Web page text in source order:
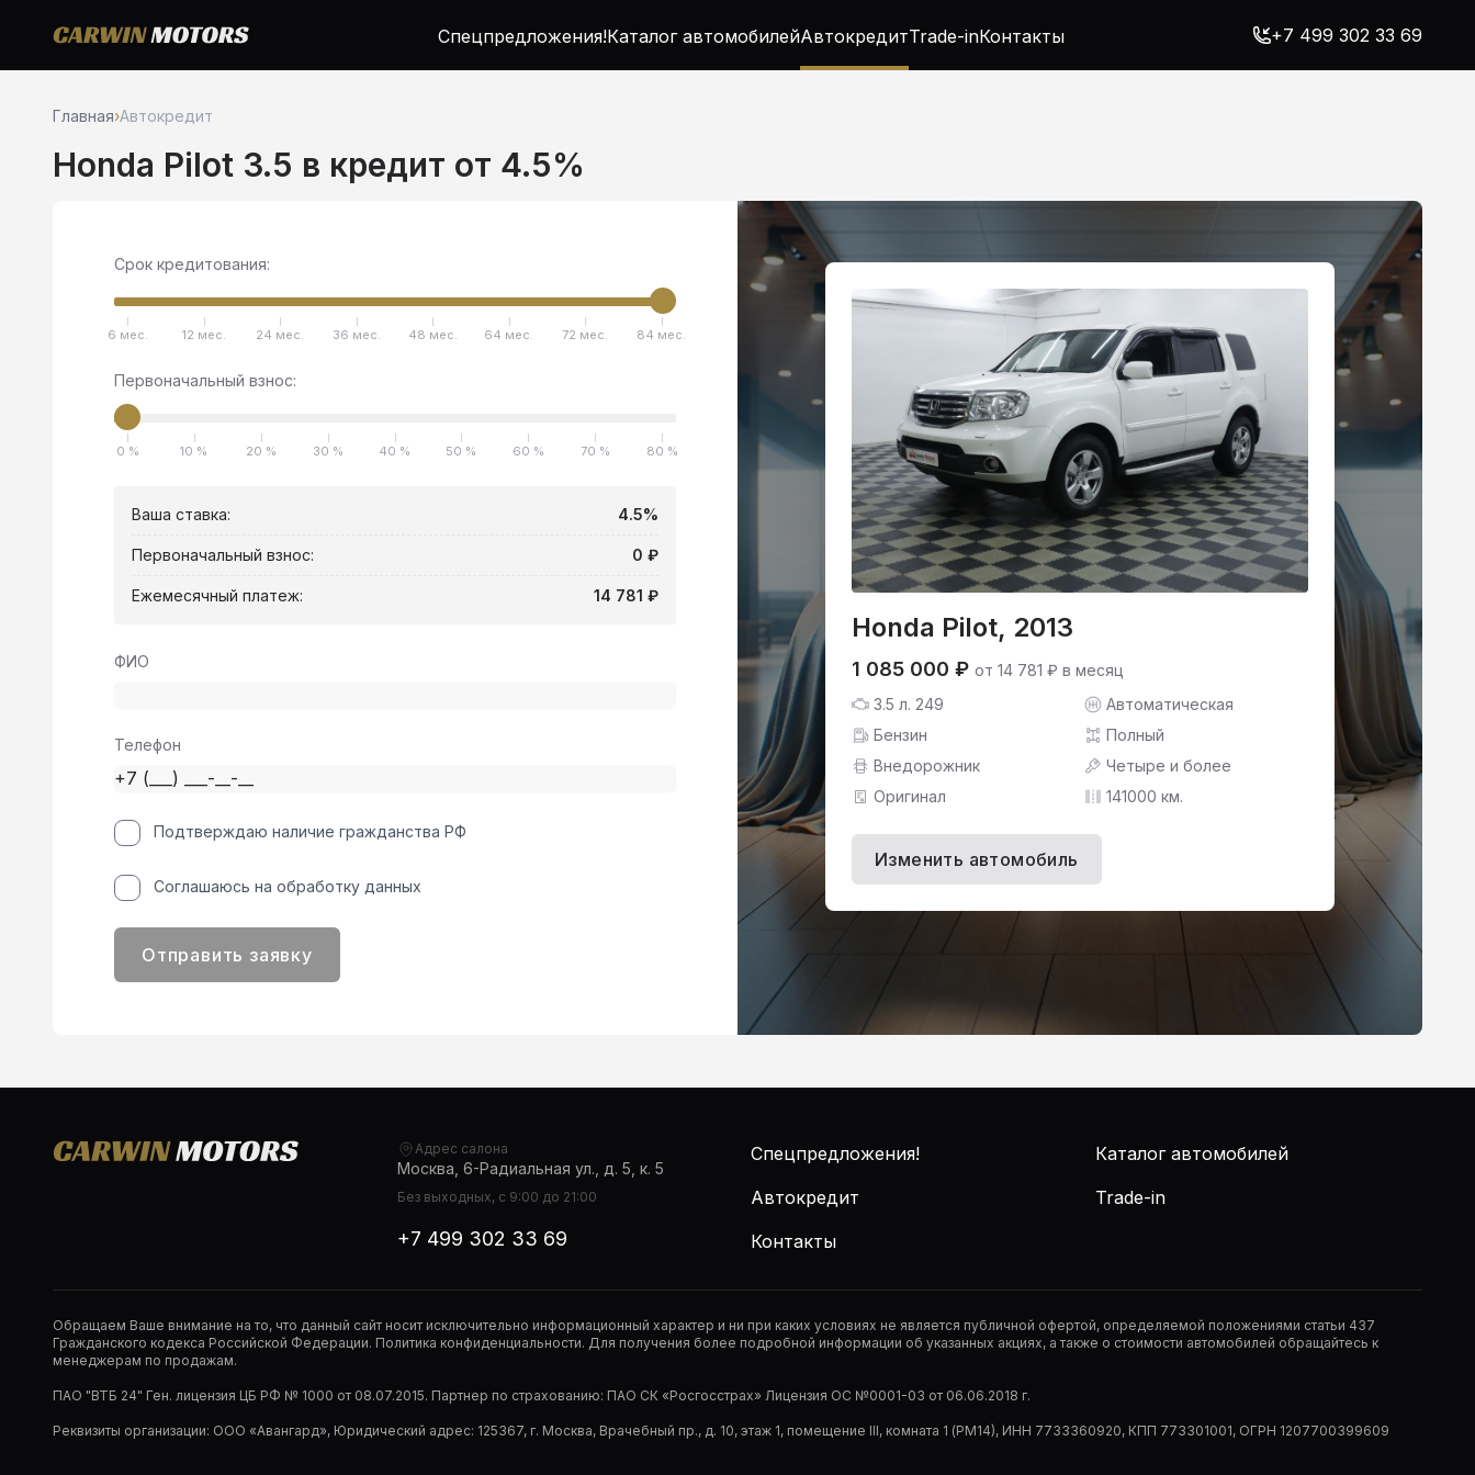
Спецпредложения!Каталог автомобилейАвтокредитTrade-inКонтакты +7 499 302 33 69
Главная›Автокредит
Honda Pilot 3.5 в кредит от 4.5%
Honda Pilot, 2013
1 085 000 ₽ от 14 781 ₽ в месяц
3.5 л. 249
Автоматическая
Бензин
Полный
Внедорожник
Четыре и более
Оригинал
141000 км.
Изменить автомобиль
Срок кредитования:
6 мес. 12 мес. 24 мес. 36 мес. 48 мес. 64 мес. 72 мес. 84 мес.
Первоначальный взнос:
0 % 10 % 20 % 30 % 40 % 50 % 60 % 70 % 80 %
Ваша ставка: 4.5%
Первоначальный взнос: 0 ₽
Ежемесячный платеж: 14 781 ₽
ФИО
Телефон
Подтверждаю наличие гражданства РФ
Соглашаюсь на обработку данных
Отправить заявку
Адрес салона
Москва, 6-Радиальная ул., д. 5, к. 5
Без выходных, с 9:00 до 21:00
+7 499 302 33 69
Спецпредложения!
Каталог автомобилей
Автокредит
Trade-in
Контакты
Обращаем Ваше внимание на то, что данный сайт носит исключительно информационный характер и ни при каких условиях не является публичной офертой, определяемой положениями статьи 437
Гражданского кодекса Российской Федерации. Политика конфиденциальности. Для получения более подробной информации об указанных акциях, а также о стоимости автомобилей обращайтесь к
менеджерам по продажам.
ПАО "ВТБ 24" Ген. лицензия ЦБ РФ № 1000 от 08.07.2015. Партнер по страхованию: ПАО СК «Росгосстрах» Лицензия ОС №0001-03 от 06.06.2018 г.
Реквизиты организации: ООО «Авангард», Юридический адрес: 125367, г. Москва, Врачебный пр., д. 10, этаж 1, помещение III, комната 1 (РМ14), ИНН 7733360920, КПП 773301001, ОГРН 1207700399609